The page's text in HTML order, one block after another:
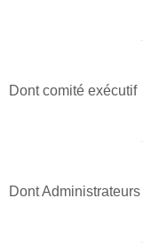
Dont comité exécutif
Dont Administrateurs